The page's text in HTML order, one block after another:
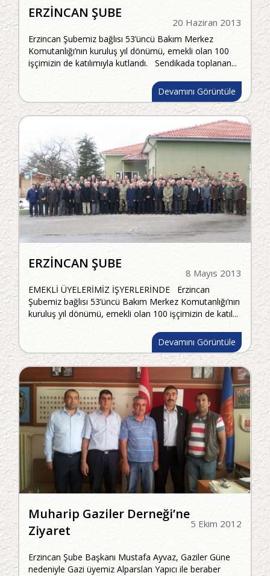
20 Haziran 2013
ERZİNCAN ŞUBE
Erzincan Şubemiz bağlısı 53’üncü Bakım Merkez
Komutanlığı’nın kuruluş yıl dönümü, emekli olan 100
işçimizin de katılımıyla kutlandı. Sendikada toplanan...
Devamını Görüntüle
8 Mayıs 2013
ERZİNCAN ŞUBE
EMEKLİ ÜYELERİMİZ İŞYERLERİNDE Erzincan
Şubemiz bağlısı 53’üncü Bakım Merkez Komutanlığı’nın
kuruluş yıl dönümü, emekli olan 100 işçimizin de katıl...
Devamını Görüntüle
5 Ekim 2012
Muharip Gaziler Derneği’ne
Ziyaret
Erzincan Şube Başkanı Mustafa Ayvaz, Gaziler Güne
nedeniyle Gazi üyemiz Alparslan Yapıcı ile beraber